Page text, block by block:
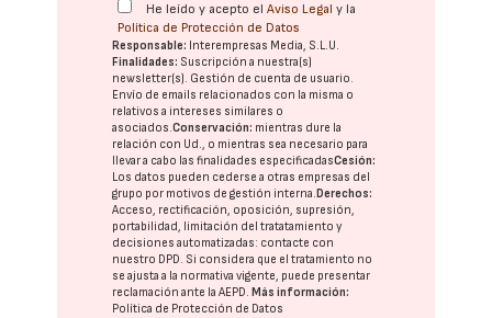
He leído y acepto elAviso Legal y la
Política de Protección de Datos
Responsable: Interempresas Media, S.L.U.
Finalidades: Suscripción a nuestra(s)
newsletter(s). Gestión de cuenta de usuario.
Envío de emails relacionados con la misma o
relativos a intereses similares o
asociados.Conservación: mientras dure la
relación con Ud., o mientras sea necesario para
llevar a cabo las finalidades especificadasCesión:
Los datos pueden cederse a otras empresas del
grupo por motivos de gestión interna. Derechos:
Acceso, rectificación, oposición, supresión,
portabilidad, limitación del tratatamiento y
decisiones automatizadas: contacte con
nuestro DPD. Si considera que el tratamiento no
se ajusta a la normativa vigente, puede presentar
reclamación ante laAEPD. Más información:
Política de Protección de Datos